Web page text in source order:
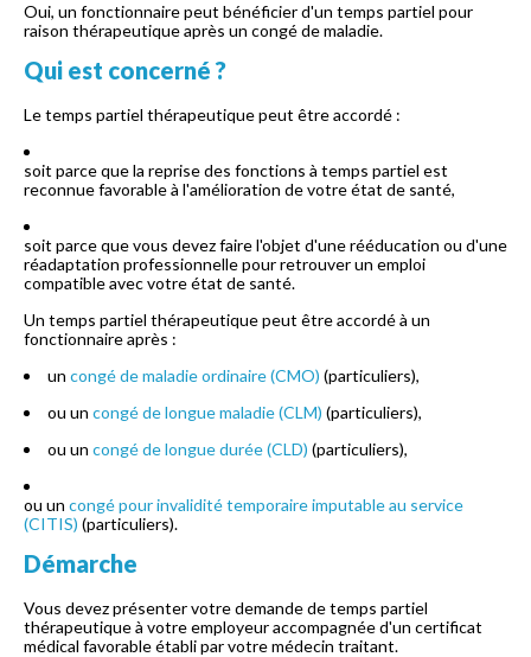
Oui, un fonctionnaire peut bénéficier d'un temps partiel pour
raison thérapeutique après un congé de maladie.
Qui est concerné ?
Le temps partiel thérapeutique peut être accordé :
soit parce que la reprise des fonctions à temps partiel est
reconnue favorable à l'amélioration de votre état de santé,
soit parce que vous devez faire l'objet d'une rééducation ou d'une
réadaptation professionnelle pour retrouver un emploi
compatible avec votre état de santé.
Un temps partiel thérapeutique peut être accordé à un
fonctionnaire après :
un congé de maladie ordinaire (CMO) (particuliers),
ou un congé de longue maladie (CLM) (particuliers),
ou un congé de longue durée (CLD) (particuliers),
ou un congé pour invalidité temporaire imputable au service
(CITIS) (particuliers).
Démarche
Vous devez présenter votre demande de temps partiel
thérapeutique à votre employeur accompagnée d'un certificat
médical favorable établi par votre médecin traitant.